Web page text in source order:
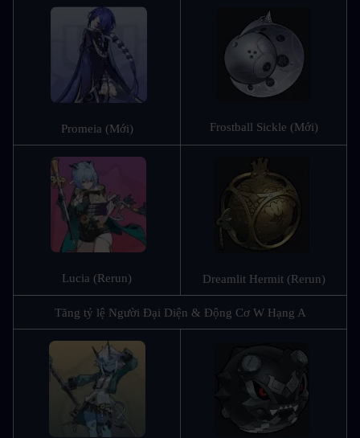
Promeia (Mới) Frostball Sickle (Mới)
Lucia (Rerun) Dreamlit Hermit (Rerun)
Tăng tỷ lệ Người Đại Diện & Động Cơ W Hạng A